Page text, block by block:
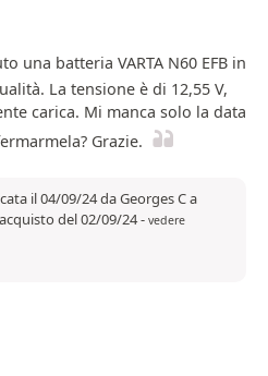
una batteria VARTA N60 EFB in
La tensione è di 12,55 V,
carica. Mi manca solo la data
Grazie.
il 04/09/24 da Georges C a
del 02/09/24- vedere